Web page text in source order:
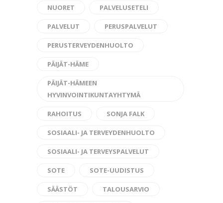
NUORET PALVELUSETELI
PALVELUT PERUSPALVELUT
PERUSTERVEYDENHUOLTO
PÄIJÄT-HÄME
PÄIJÄT-HÄMEEN
HYVINVOINTIKUNTAYHTYMÄ
RAHOITUS SONJA FALK
SOSIAALI- JA TERVEYDENHUOLTO
SOSIAALI- JA TERVEYSPALVELUT
SOTE SOTE-UUDISTUS
SÄÄSTÖT TALOUSARVIO